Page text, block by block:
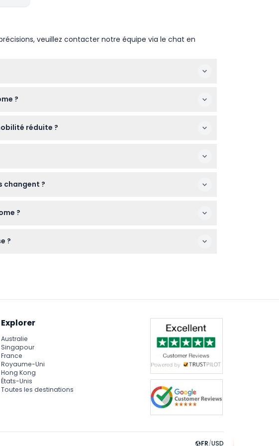
veuillez contacter notre équipe via le chat en
?
réduite ?
changent ?
?
?
Explorer
Australie
Singapour
France
Royaume-Uni
Hong Kong
États-Unis
Toutes les destinations
FR/USD